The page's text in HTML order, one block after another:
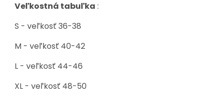
Veľkostná tabuľka :
S - veľkosť 36-38
M - veľkosť 40-42
L - veľkosť 44-46
XL - veľkosť 48-50